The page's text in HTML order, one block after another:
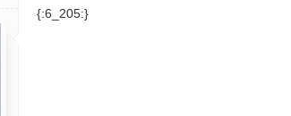
{:6_205:}